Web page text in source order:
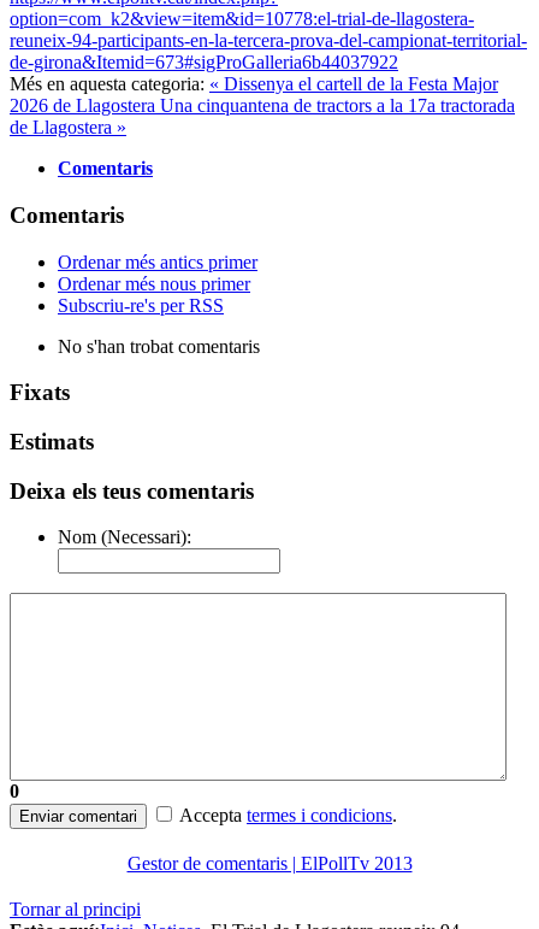
option=com_k2&view=item&id=10778:el-trial-de-llagostera-
reuneix-94-participants-en-la-tercera-prova-del-campionat-territorial-
de-girona&Itemid=673#sigProGalleria6b44037922
Més en aquesta categoria: « Dissenya el cartell de la Festa Major
2026 de Llagostera Una cinquantena de tractors a la 17a tractorada
de Llagostera »
Comentaris
Comentaris
Ordenar més antics primer
Ordenar més nous primer
Subscriu-re's per RSS
No s'han trobat comentaris
Fixats
Estimats
Deixa els teus comentaris
Nom (Necessari):
0
Enviar comentari Accepta termes i condicions.
Gestor de comentaris | ElPollTv 2013
Tornar al principi